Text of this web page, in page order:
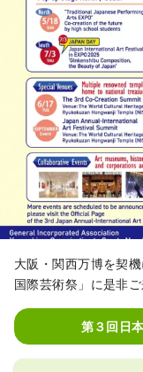
大阪・関西万博を契
国際芸術祭」に是非ご
第３回日